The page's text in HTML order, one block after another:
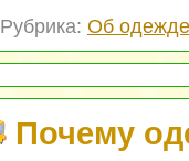
Рубрика: Об одежде
Почему